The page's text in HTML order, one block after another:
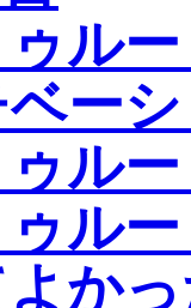
ル
ー
ル
ル
か